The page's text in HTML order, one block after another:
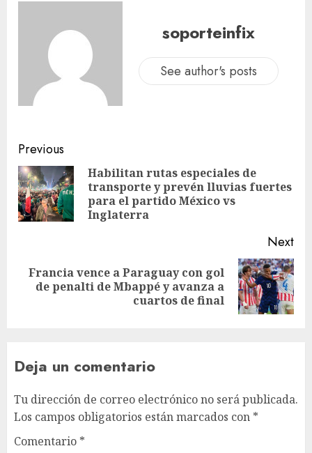
soporteinfix
See author's posts
Previous
Habilitan rutas especiales de
transporte y prevén lluvias fuertes
para el partido México vs
Inglaterra
Next
Francia vence a Paraguay con gol
de penalti de Mbappé y avanza a
cuartos de final
Deja un comentario
Tu dirección de correo electrónico no será publicada.
Los campos obligatorios están marcados con *
Comentario *